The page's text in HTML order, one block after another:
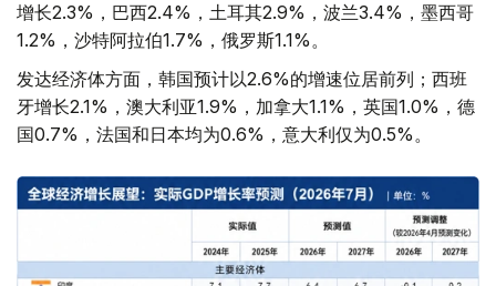
增长2.3%，巴西2.4%，土耳其2.9%，波兰3.4%，墨西哥
1.2%，沙特阿拉伯1.7%，俄罗斯1.1%。
发达经济体方面，韩国预计以2.6%的增速位居前列；西班
牙增长2.1%，澳大利亚1.9%，加拿大1.1%，英国1.0%，德
国0.7%，法国和日本均为0.6%，意大利仅为0.5%。